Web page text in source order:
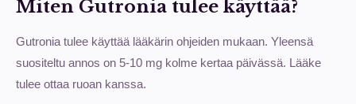
Miten Gutronia tulee käyttää?
Gutronia tulee käyttää lääkärin ohjeiden mukaan. Yleensä
suositeltu annos on 5-10 mg kolme kertaa päivässä. Lääke
tulee ottaa ruoan kanssa.